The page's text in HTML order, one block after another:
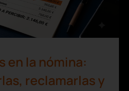
en la nómina:
reclamarlas y